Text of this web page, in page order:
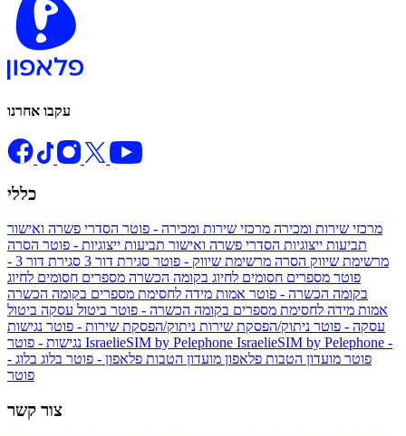
עקבו אחרנו
כללי
מרכזי שירות ומכירה מרכזי שירות ומכירה - פוטר הסדרי פשרה ואישור
תביעות ייצוגיות הסדרי פשרה ואישור תביעות ייצוגיות - פוטר הסרה
מרשימת שיווק הסרה מרשימת שיווק - פוטר סגירת דור 3
סגירת דור 3 -
פוטר מספרים חסומים לחיוג בקומה הכשרה מספרים חסומים לחיוג
בקומה הכשרה - פוטר אמות מידה לחסימת מספרים בקומה הכשרה
אמות מידה לחסימת מספרים בקומה הכשרה - פוטר ביטול עסקה ביטול
עסקה - פוטר ניתוק/הפסקת שירות ניתוק/הפסקת שירות - פוטר נגישות
IsraelieSIM by Pelephone IsraelieSIM by Pelephone -
פוטר מועדון הטבות פלאפון מועדון הטבות פלאפון - פוטר בלוג בלוג -
פוטר
צור קשר